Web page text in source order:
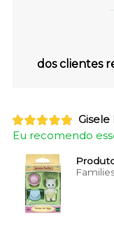
dos clientes
Gisele
Eu recomendo